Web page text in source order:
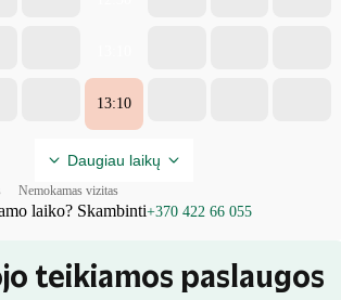
13:10
Daugiau laikų
Nemokamas vizitas
laiko? Skambinti+370 422 66 055
teikiamos paslaugos